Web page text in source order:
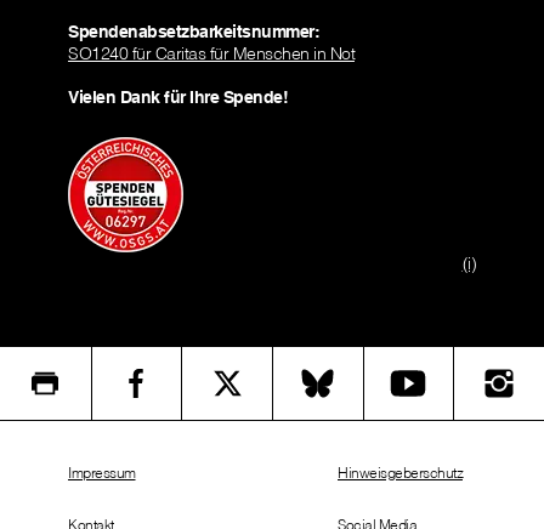
Spendenabsetzbarkeitsnummer:
SO1240 für Caritas für Menschen in Not
Vielen Dank für Ihre Spende!
(i)
Impressum
Kontakt
Hinweisgeberschutz
Social Media